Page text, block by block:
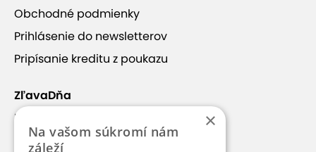
Obchodné podmienky
Prihlásenie do newsletterov
Pripísanie kreditu z poukazu
ZľavaDňa
Náš príbeh
Kontakt
×
Na vašom súkromí nám
záleží